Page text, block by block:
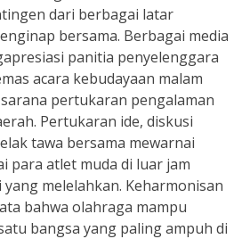
dari berbagai latar
bersama. Berbagai media
panitia penyelenggara
acara kebudayaan malam
pertukaran pengalaman
Pertukaran ide, diskusi
tawa bersama mewarnai
para atlet muda di luar jam
melelahkan. Keharmonisan
bahwa olahraga mampu
bangsa yang paling ampuh di